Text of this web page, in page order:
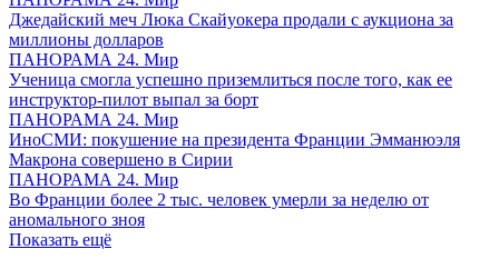
Джедайский меч Люка Скайуокера продали с аукциона за
миллионы долларов
ПАНОРАМА 24. Мир
Ученица смогла успешно приземлиться после того, как ее
инструктор-пилот выпал за борт
ПАНОРАМА 24. Мир
ИноСМИ: покушение на президента Франции Эмманюэля
Макрона совершено в Сирии
ПАНОРАМА 24. Мир
Во Франции более 2 тыс. человек умерли за неделю от
аномального зноя
Показать ещё